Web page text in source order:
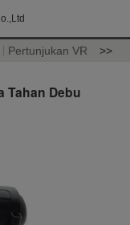
Pertunjukan VR >>
Tahan Debu